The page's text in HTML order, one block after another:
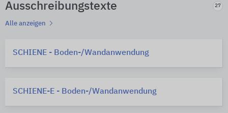
Ausschreibungstexte 27
Alle anzeigen
SCHIENE - Boden-/Wandanwendung
SCHIENE-E - Boden-/Wandanwendung